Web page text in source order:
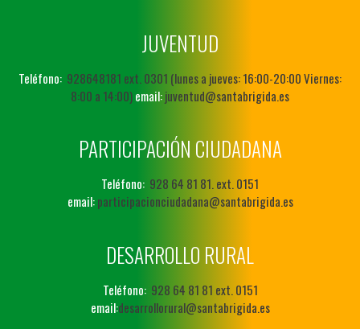
JUVENTUD
Teléfono: 928648181 ext. 0301 (lunes a jueves: 16:00-20:00 Viernes:
8:00 a 14:00)email:juventud@santabrigida.es
PARTICIPACIÓN CIUDADANA
Teléfono: 928 64 81 81. ext. 0151
email:participacionciudadana@santabrigida.es
DESARROLLO RURAL
Teléfono:928 64 81 81 ext. 0151
email:desarrollorural@santabrigida.es